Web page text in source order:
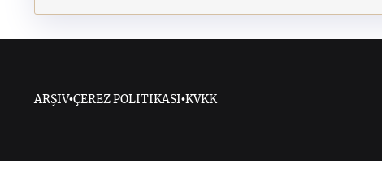
ARŞİV•ÇEREZ POLİTİKASI •KVKK